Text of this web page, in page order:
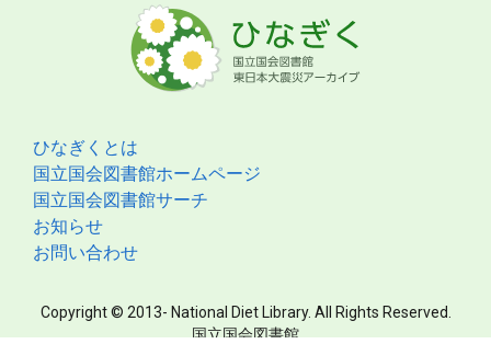
ひなぎくとは
国立国会図書館ホームページ
国立国会図書館サーチ
お知らせ
お問い合わせ
Copyright © 2013- National Diet Library. All Rights Reserved.